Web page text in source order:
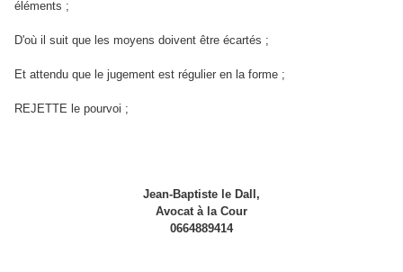
éléments ;
D'où il suit que les moyens doivent être écartés ;
Et attendu que le jugement est régulier en la forme ;
REJETTE le pourvoi ;
Jean-Baptiste le Dall,
Avocat à la Cour
0664889414